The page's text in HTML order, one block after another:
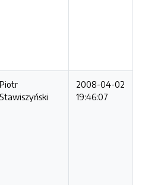
Piotr
Stawiszyński
2008-04-02
19:46:07